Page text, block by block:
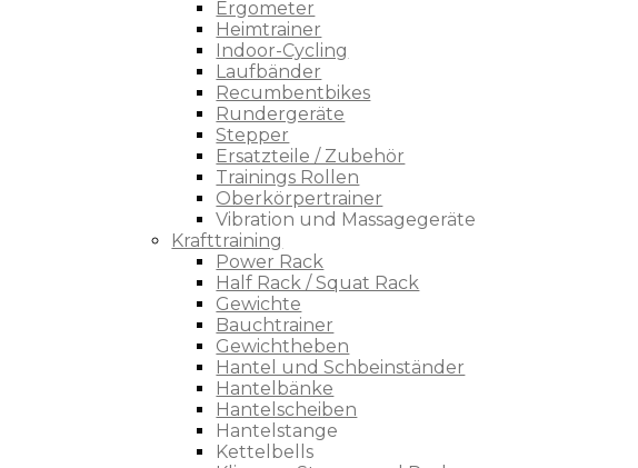
Ergometer
Heimtrainer
Indoor-Cycling
Laufbänder
Recumbentbikes
Rundergeräte
Stepper
Ersatzteile / Zubehör
Trainings Rollen
Oberkörpertrainer
Vibration und Massagegeräte
Krafttraining
Power Rack
Half Rack / Squat Rack
Gewichte
Bauchtrainer
Gewichtheben
Hantel und Schbeinständer
Hantelbänke
Hantelscheiben
Hantelstange
Kettelbells